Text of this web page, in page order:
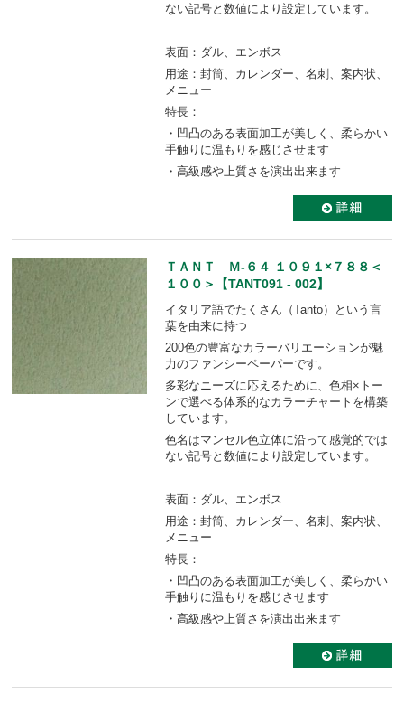
ない記号と数値により設定しています。
表面：ダル、エンボス
用途：封筒、カレンダー、名刺、案内状、
メニュー
特長：
・凹凸のある表面加工が美しく、柔らかい
手触りに温もりを感じさせます
・高級感や上質さを演出出来ます
ＴＡＮＴ Ｍ-６４ １０９１×７８８＜
１００＞【TANT091 - 002】
イタリア語でたくさん（Tanto）という言
葉を由来に持つ
200色の豊富なカラーバリエーションが魅
力のファンシーペーパーです。
多彩なニーズに応えるために、色相×トー
ンで選べる体系的なカラーチャートを構築
しています。
色名はマンセル色立体に沿って感覚的では
ない記号と数値により設定しています。
表面：ダル、エンボス
用途：封筒、カレンダー、名刺、案内状、
メニュー
特長：
・凹凸のある表面加工が美しく、柔らかい
手触りに温もりを感じさせます
・高級感や上質さを演出出来ます